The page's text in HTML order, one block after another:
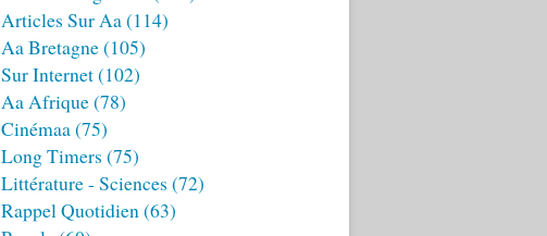
Articles Sur Aa(114)
Aa Bretagne(105)
Sur Internet(102)
Aa Afrique(78)
Cinémaa(75)
Long Timers (75)
Littérature - Sciences (72)
Rappel Quotidien(63)